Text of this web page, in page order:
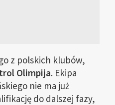
z polskich klubów,
Olimpija. Ekipa
nie ma już
do dalszej fazy,